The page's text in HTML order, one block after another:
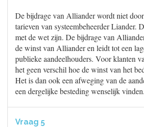
De bijdrage van Alliander wordt niet
tarieven van systeembeheerder Liander.
met de wet zijn. De bijdrage van
de winst van Alliander en leidt tot een
publieke aandeelhouders. Voor klanten
het geen verschil hoe de winst van het
Het is dan ook een afweging van de
een dergelijke besteding wenselijk vinden.
Vraag 5